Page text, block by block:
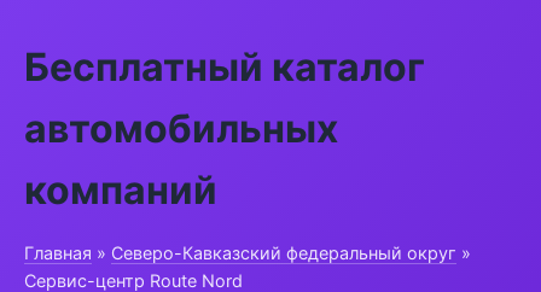
Бесплатный каталог
автомобильных
компаний
Главная » Северо-Кавказский федеральный округ »
Сервис-центр Route Nord